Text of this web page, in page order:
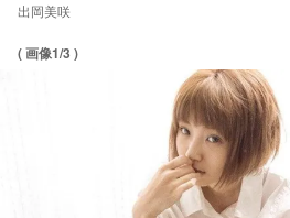
出岡美咲
( 画像1/3 )